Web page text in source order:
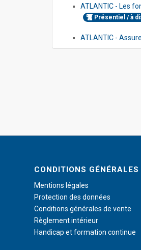
ATLANTIC - Les
Présentiel / à
ATLANTIC -
CONDITIONS GÉNÉRALES
Mentions légales
Protection des données
Conditions générales de vente
Règlement intérieur
Handicap et formation continue